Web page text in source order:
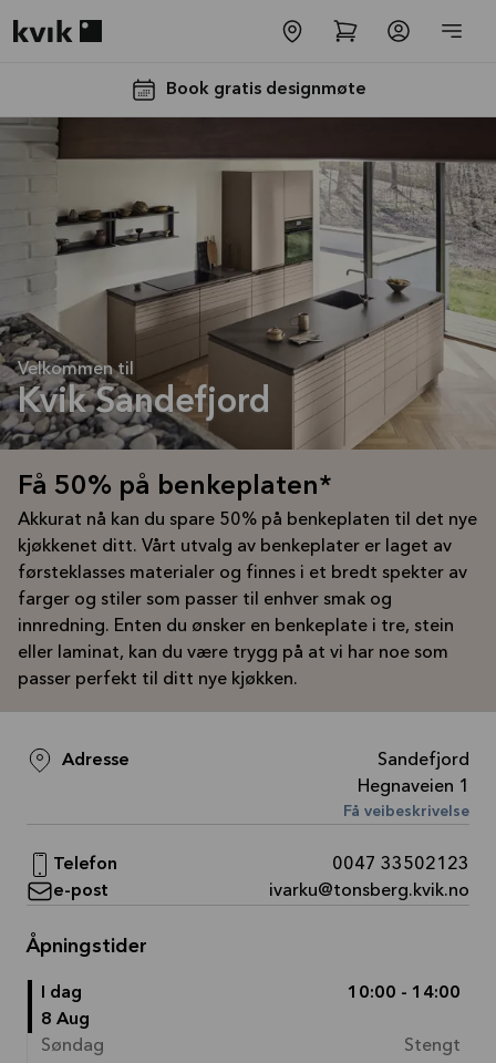
Book gratis designmøte
Få 50% på
benkeplaten*
Tilbudet er gyldig til
16.08.2026
Se mer
Velkommen til
Kvik Sandefjord
Få 50% på benkeplaten*
Akkurat nå kan du spare 50% på benkeplaten til det nye
kjøkkenet ditt. Vårt utvalg av benkeplater er laget av
førsteklasses materialer og finnes i et bredt spekter av
farger og stiler som passer til enhver smak og
innredning. Enten du ønsker en benkeplate i tre, stein
eller laminat, kan du være trygg på at vi har noe som
passer perfekt til ditt nye kjøkken.
Adresse
Sandefjord
Hegnaveien 1
Få veibeskrivelse
Telefon
0047 33502123
e-post
ivarku@tonsberg.kvik.no
Åpningstider
I dag
8 Aug
10:00 - 14:00
Søndag
Stengt